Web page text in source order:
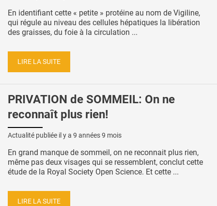
En identifiant cette « petite » protéine au nom de Vigiline,
qui régule au niveau des cellules hépatiques la libération
des graisses, du foie à la circulation ...
LIRE LA SUITE
PRIVATION de SOMMEIL: On ne
reconnaît plus rien!
Actualité publiée il y a 9 années 9 mois
En grand manque de sommeil, on ne reconnait plus rien,
même pas deux visages qui se ressemblent, conclut cette
étude de la Royal Society Open Science. Et cette ...
LIRE LA SUITE